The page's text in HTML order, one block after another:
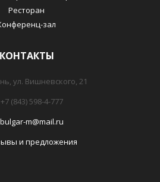
Ресторан
зал
КОНТАКТЫ
ул. Вишневского, 21
+7 (843) 598-4-777
bulgar-m@mail.ru
и предложения